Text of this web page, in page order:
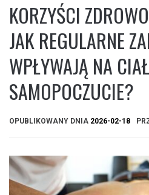
KORZYŚCI
JAK REGULARNE
WPŁYWAJĄ NA
SAMOPOCZUCIE?
OPUBLIKOWANY DNIA 2026-02-18